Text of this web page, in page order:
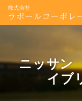
ニッサ
イブ